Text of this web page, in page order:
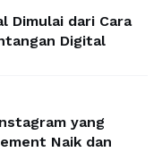
Dimulai dari Cara
Digital
yang
Naik dan